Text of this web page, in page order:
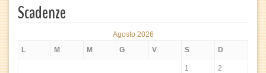
Scadenze
Agosto 2026
L
M M G V S D
1 2